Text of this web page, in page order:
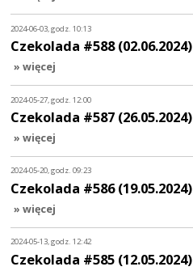
2024-06-03, godz. 10:13
Czekolada #588 (02.06.2024)
» więcej
2024-05-27, godz. 12:00
Czekolada #587 (26.05.2024)
» więcej
2024-05-20, godz. 09:23
Czekolada #586 (19.05.2024)
» więcej
2024-05-13, godz. 12:42
Czekolada #585 (12.05.2024)